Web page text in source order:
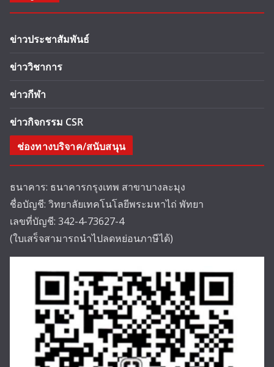
ข่าวประชาสัมพันธ์
ข่าววิชาการ
ข่าวกีฬา
ข่าวกิจกรรม CSR
ช่องทางบริจาค/สนับสนุน
ธนาคาร: ธนาคารกรุงเทพ สาขาบางละมุง
ชื่อบัญชี: วิทยาลัยเทคโนโลยีพระมหาไถ่ พัทยา
เลขที่บัญชี: 342-4-73627-4
(ใบเสร็จสามารถนำไปลดหย่อนภาษีได้)